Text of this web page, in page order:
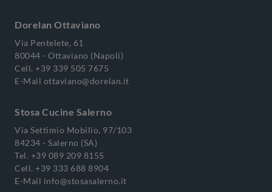
Dorelan Ottaviano
Via Pentelete, 61
80044 - Ottaviano (Napoli)
Cell. +39 339 505 7675
E-Mail ottaviano@dorelan.it
Stosa Cucine Salerno
Via Settimio Mobilio, 97/103
84234 - Salerno (SA)
Tel. +39 089 209 8155
Cell. +39 333 688 8904
E-Mail info@stosasalerno.it